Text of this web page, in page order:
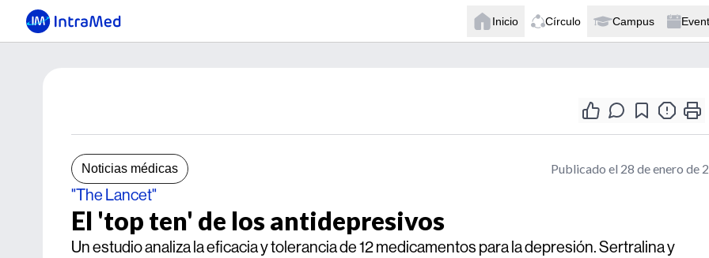
Inicio Círculo Campus
Noticias médicas Publicado el 28 de enero de
"The Lancet"
El 'top ten' de los antidepresivos
Un estudio analiza la eficacia y tolerancia de 12 medicamentos para la depresión. Sertralina y